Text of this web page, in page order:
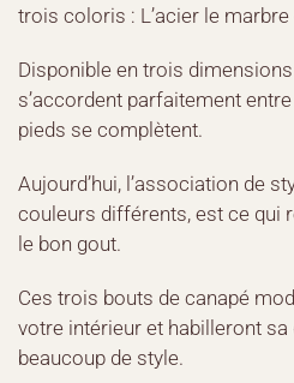
trois coloris : L’acier le marbre
Disponible en trois
s’accordent parfaitement
pieds se complètent.
Aujourd’hui, l’association de
couleurs différents, est ce qui
le bon gout.
Ces trois bouts de canapé
votre intérieur et habilleront
beaucoup de style.